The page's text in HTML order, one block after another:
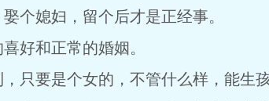
个媳妇，留个后才是正经事。
和正常的婚姻。
要是个女的，不管什么样，能生孩